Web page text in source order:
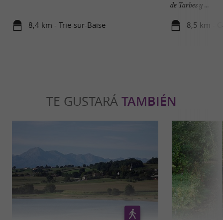
8,4 km - Trie-sur-Baïse
de Tarbes y ...
8,5 km -
TE GUSTARÁ TAMBIÉN